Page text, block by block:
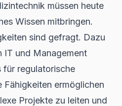
müssen heute
Wissen mitbringen.
sind gefragt. Dazu
IT und Management
für regulatorische
Fähigkeiten ermöglichen
Projekte zu leiten und